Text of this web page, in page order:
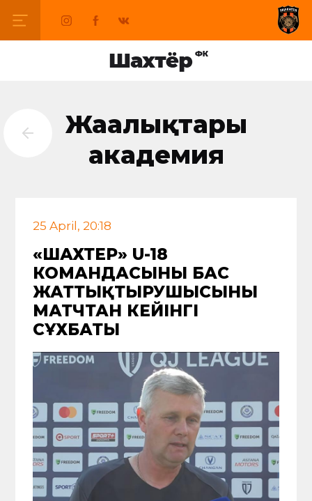
Жаңалықтары
академия
25 April, 20:18
«ШАХТЕР» U-18
КОМАНДАСЫНЫҢ БАС
ЖАТТЫҚТЫРУШЫСЫНЫҢ
МАТЧТАН КЕЙІНГІ
СҰХБАТЫ